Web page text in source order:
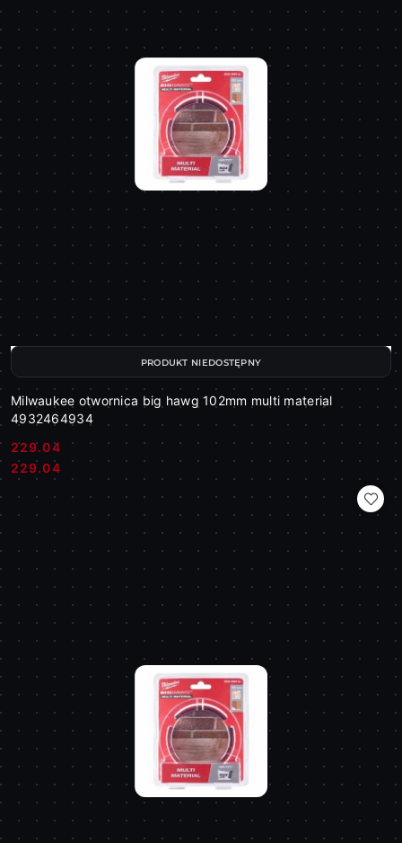
Milwaukee otwornica big hawg 102mm multi material
4932464934
Cena:
229.04
Cena:
229.04
PRODUKT NIEDOSTĘPNY